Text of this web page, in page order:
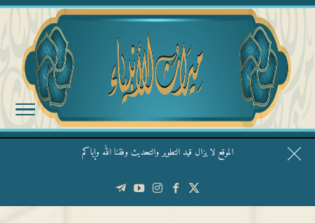
الموقع لا يزال قيد التطوير والتحديث وفقنا الله وإياكم
قال الشيخ ربيع وفقه الله: نحن ليس عندنا تقديس الأشخاص